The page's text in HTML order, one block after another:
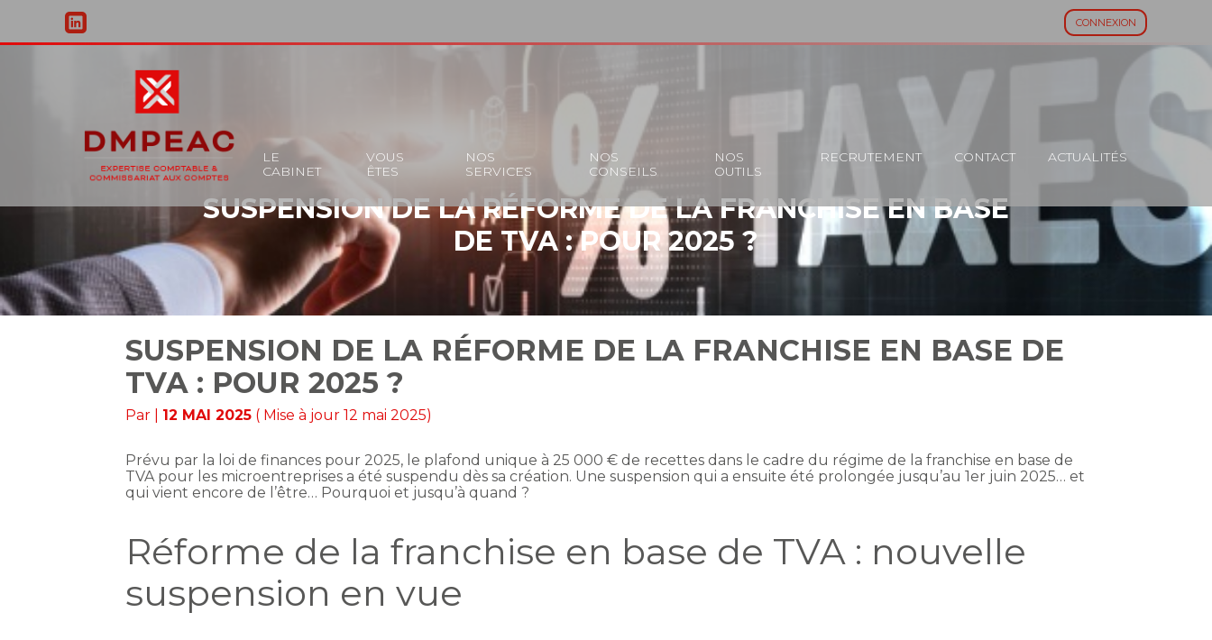
CONNEXION
au
Principal
LE
CABINET
VOUS
ÊTES
NOS
SERVICES
NOS
CONSEILS
NOS
OUTILS
RECRUTEMENT CONTACT ACTUALITÉS
SUSPENSION DE LA RÉFORME DE LA FRANCHISE EN BASE
DE TVA : POUR 2025 ?
SUSPENSION DE LA RÉFORME DE LA FRANCHISE EN BASE DE
TVA : POUR 2025 ?
Par 12 MAI 2025 ( Mise à jour 12 mai 2025)
Prévu par la loi de finances pour 2025, le plafond unique à 25 000 € de recettes dans le cadre du régime de la franchise en base de
TVA pour les microentreprises a été suspendu dès sa création. Une suspension qui a ensuite été prolongée jusqu’au 1er juin 2025… et
qui vient encore de l’être… Pourquoi et jusqu’à quand ?
Réforme de la franchise en base de TVA : nouvelle
suspension en vue